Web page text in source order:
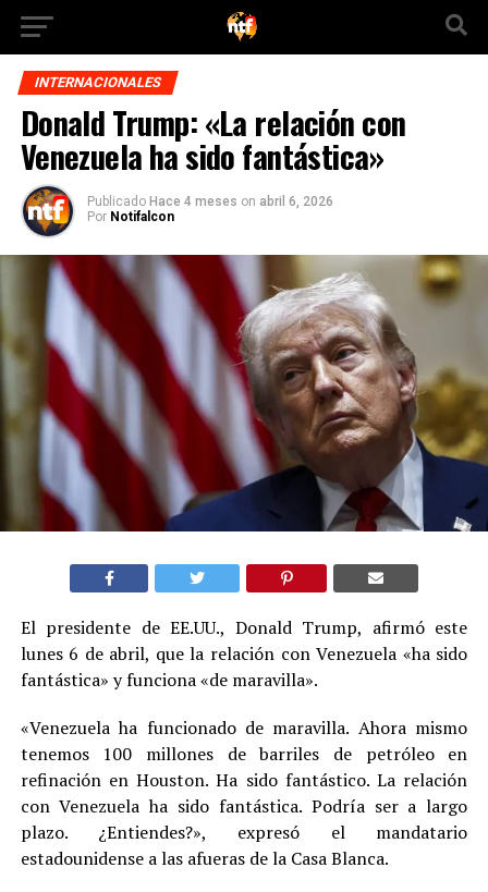
INTERNACIONALES
Donald Trump: «La relación con
Venezuela ha sido fantástica»
Publicado Hace 4 meses on abril 6, 2026
Por Notifalcon
El presidente de EE.UU., Donald Trump, afirmó este
lunes 6 de abril, que la relación con Venezuela «ha sido
fantástica» y funciona «de maravilla».
«Venezuela ha funcionado de maravilla. Ahora mismo
tenemos 100 millones de barriles de petróleo en
refinación en Houston. Ha sido fantástico. La relación
con Venezuela ha sido fantástica. Podría ser a largo
plazo. ¿Entiendes?», expresó el mandatario
estadounidense a las afueras de la Casa Blanca.